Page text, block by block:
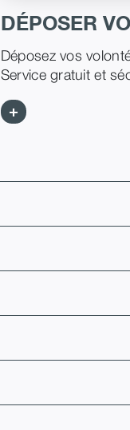
DÉPOSER
Déposez vos
Service gratuit et
+